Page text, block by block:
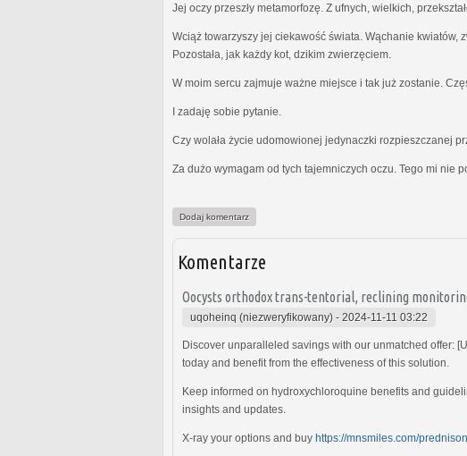
Jej oczy przeszły metamorfozę. Z ufnych, wielkich,
Wciąż towarzyszy jej ciekawość świata. Wąchanie
Pozostała, jak każdy kot, dzikim zwierzęciem.
W moim sercu zajmuje ważne miejsce i tak już zostanie.
I zadaję sobie pytanie.
Czy wolała życie udomowionej jedynaczki rozpieszczanej
Za dużo wymagam od tych tajemniczych oczu. Tego mi nie
Dodaj komentarz
Komentarze
Oocysts orthodox trans-tentorial, reclining
uqoheinq (niezweryfikowany) - 2024-11-11 03:22
Discover unparalleled savings with our unmatched offer:
today and benefit from the effectiveness of this solution.
Keep informed on hydroxychloroquine benefits and
insights and updates.
X-ray your options and buy https://mnsmiles.com/